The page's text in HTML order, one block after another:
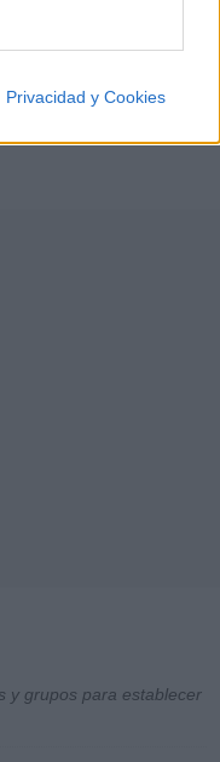
Privacidad y Cookies
y grupos para establecer